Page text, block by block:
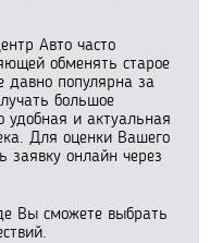
Авто часто
обменять старое
давно популярна за
большое
удобная и актуальная
Для оценки Вашего
заявку онлайн через
Вы сможете выбрать